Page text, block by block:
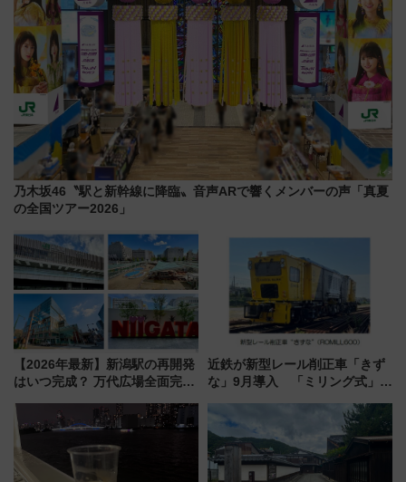
乃木坂46〝駅と新幹線に降臨〟音声ARで響くメンバーの声「真夏
の全国ツアー2026」
【2026年最新】新潟駅の再開発
はいつ完成？ 万代広場全面完成
開発、バスタ新潟構想まで徹底
解説！
近鉄が新型レール削正車「きず
な」9月導入 「ミリング式」採
化！安全性や乗り心地の向上に
貢献するだけでなく、全線区で
活躍するための仕組みも